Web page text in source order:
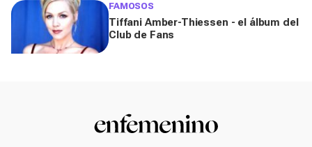
FAMOSOS
Tiffani Amber-Thiessen - el álbum del
Club de Fans